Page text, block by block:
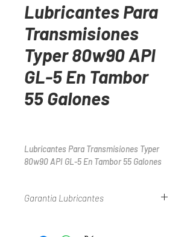
Lubricantes Para
Transmisiones
Typer 80w90 API
GL-5 En Tambor
55 Galones
Lubricantes Para Transmisiones Typer
80w90 API GL-5 En Tambor 55 Galones
Garantia Lubricantes
WWW.TYPER.COM.CO